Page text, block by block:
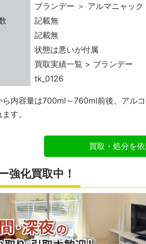
ブランデー ＞ アルマニャック
記載無
記載無
状態は悪いが付属
買取実績一覧 > ブランデー
tk_0126
ら内容量は700ml～760ml前後、アル
す。
買取・処分を
強化買取中！